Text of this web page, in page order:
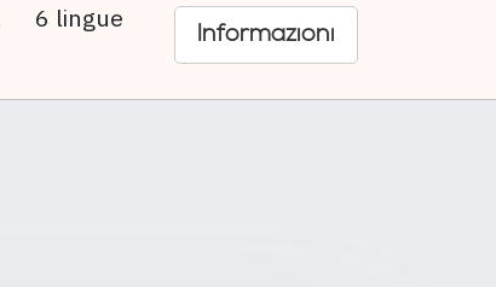
6 lingue
Informazioni